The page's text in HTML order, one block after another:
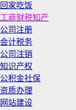
回家吃饭
工商财税知产
公司注册
会计税务
公司注销
知识产权
公积金社保
资质办理
网站建设